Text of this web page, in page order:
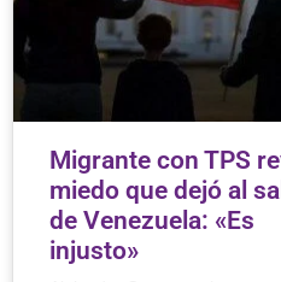
Migrante con TPS
miedo que dejó al
de Venezuela: «Es
injusto»